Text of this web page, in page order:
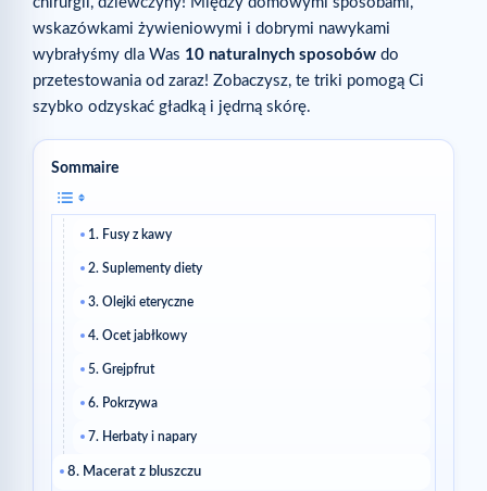
wskazówkami żywieniowymi i dobrymi nawykami
wybrałyśmy dla Was 10 naturalnych sposobów do
przetestowania od zaraz! Zobaczysz, te triki pomogą Ci
szybko odzyskać gładką i jędrną skórę.
Sommaire
1. Fusy z kawy
2. Suplementy diety
3. Olejki eteryczne
4. Ocet jabłkowy
5. Grejpfrut
6. Pokrzywa
7. Herbaty i napary
8. Macerat z bluszczu